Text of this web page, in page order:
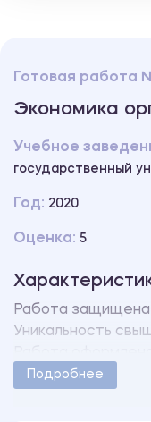
Готовая работа
Экономика
Учебное
государственный
Год: 2020
Оценка: 5
Работа защищена
Уникальность
методическими
Подробнее